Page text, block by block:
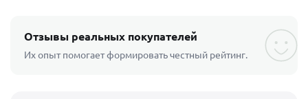
Отзывы реальных покупателей
Их опыт помогает формировать честный рейтинг.